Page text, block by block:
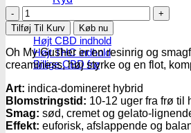
Højt CBD indhold
Højt THC indhold
Billige CBD frø
Oh
My
Gusher
-
autoblomstrende
skunkfrø
|
Dutch
Passion
antal
Tilføj Til Kurv Køb nu
Oh My Gusher er en resinrig og
creaminess, høj styrke og en flot,
Art: indica-domineret hybrid
Blomstringstid: 10-12 uger fra frø til
Smag: sød, cremet og gelato-
Effekt: euforisk, afslappende og